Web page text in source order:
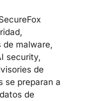
de malware,
security,
de
se preparan a
de